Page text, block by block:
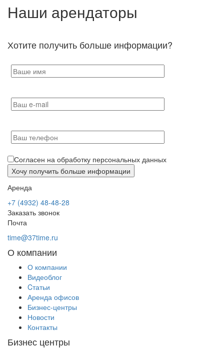
Наши арендаторы
Хотите получить больше информации?
Согласен на обработку персональных данных
Аренда
+7 (4932) 48-48-28
Заказать звонок
Почта
time@37time.ru
О компании
О компании
Видеоблог
Cтатьи
Аренда офисов
Бизнес-центры
Новости
Контакты
Бизнес центры